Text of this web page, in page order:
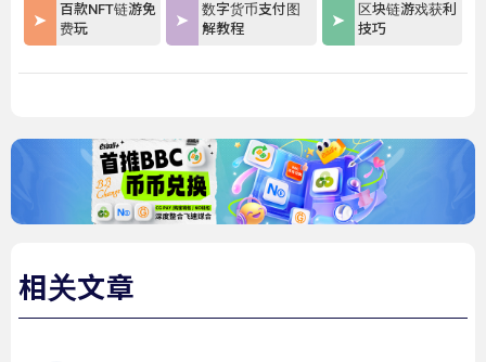
百款NFT链游免
费玩
数字货币支付图
解教程
区块链游戏获利
技巧
相关文章